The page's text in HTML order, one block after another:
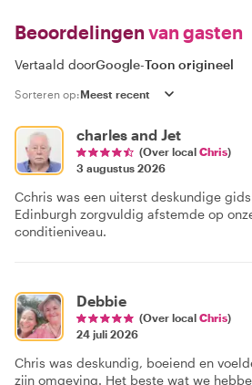
Beoordelingen van gasten
Vertaald doorGoogle-Toon origineel
Sorteren op:
charles and Jet
(Over local Chris)
3 augustus 2026
Cchris was een uiterst deskundige
Edinburgh zorgvuldig afstemde op
conditieniveau.
Debbie
(Over local Chris)
24 juli 2026
Chris was deskundig, boeiend en
zijn omgeving. Het beste wat we